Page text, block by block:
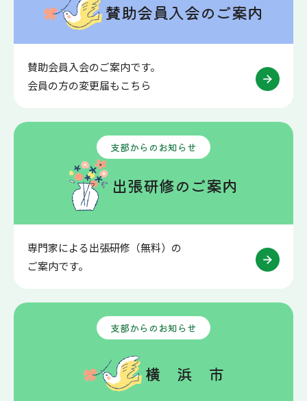
賛助会員入会のご案内
賛助会員入会のご案内です。
会員の方の変更届もこちら
支部からのお知らせ
出張研修のご案内
専門家による出張研修（無料）の
ご案内です。
支部からのお知らせ
横 浜 市